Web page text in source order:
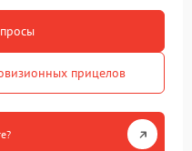
прицелов